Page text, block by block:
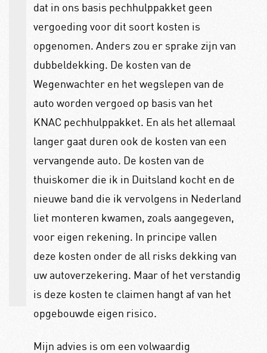
dat in ons basis pechhulppakket geen
vergoeding voor dit soort kosten is
opgenomen. Anders zou er sprake zijn van
dubbeldekking. De kosten van de
Wegenwachter en het wegslepen van de
auto worden vergoed op basis van het
KNAC pechhulppakket. En als het allemaal
langer gaat duren ook de kosten van een
vervangende auto. De kosten van de
thuiskomer die ik in Duitsland kocht en de
nieuwe band die ik vervolgens in Nederland
liet monteren kwamen, zoals aangegeven,
voor eigen rekening. In principe vallen
deze kosten onder de all risks dekking van
uw autoverzekering. Maar of het verstandig
is deze kosten te claimen hangt af van het
opgebouwde eigen risico.
Mijn advies is om een volwaardig